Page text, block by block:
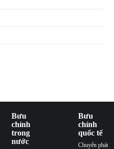
Bưu
chính
trong
nước
Bưu
chính
quốc tế
Chuyển phát